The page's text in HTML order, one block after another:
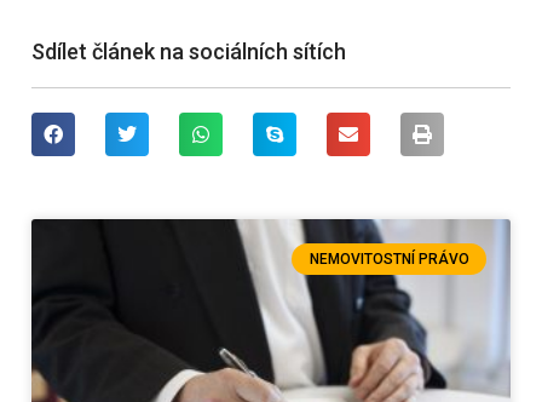
Sdílet článek na sociálních sítích
NEMOVITOSTNÍ PRÁVO